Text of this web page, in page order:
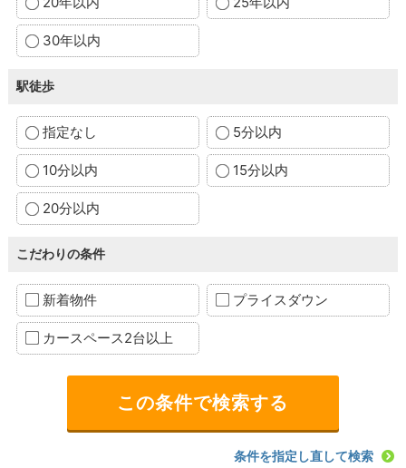
30年以内
駅徒歩
指定なし 5分以内
10分以内 15分以内
20分以内
こだわりの条件
新着物件 プライスダウン
カースペース2台以上
条件を指定し直して検索